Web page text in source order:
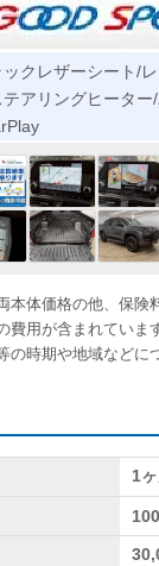
クレザーシート/
アリングヒータ
本体価格の他、保険
費用が含まれていま
の時期や地域などに
1ヶ